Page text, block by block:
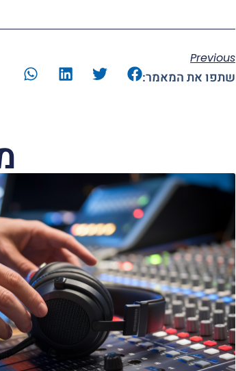
Previous
שתפו את המאמר: